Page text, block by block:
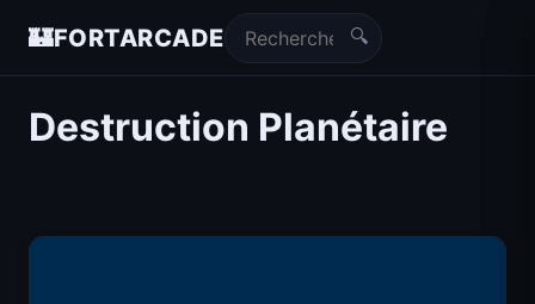
🏰FORTARCADE 🔍
Destruction Planétaire